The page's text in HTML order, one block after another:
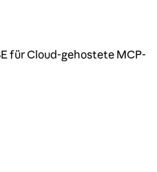
für Cloud-gehostete MCP-